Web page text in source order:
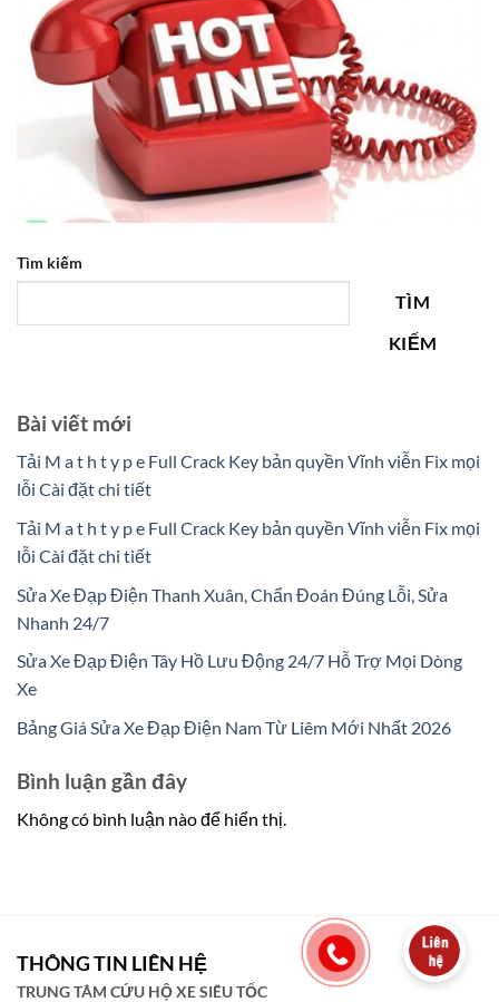
Tìm kiếm
TÌM
KIẾM
Bài viết mới
Tải M a t h t y p e Full Crack Key bản quyền Vĩnh viễn Fix mọi
lỗi Cài đặt chi tiết
Tải M a t h t y p e Full Crack Key bản quyền Vĩnh viễn Fix mọi
lỗi Cài đặt chi tiết
Sửa Xe Đạp Điện Thanh Xuân, Chẩn Đoán Đúng Lỗi, Sửa
Nhanh 24/7
Sửa Xe Đạp Điện Tây Hồ Lưu Động 24/7 Hỗ Trợ Mọi Dòng
Xe
Bảng Giá Sửa Xe Đạp Điện Nam Từ Liêm Mới Nhất 2026
Bình luận gần đây
Không có bình luận nào để hiển thị.
THÔNG TIN LIÊN HỆ
TRUNG TÂM CỨU HỘ XE SIÊU TỐC